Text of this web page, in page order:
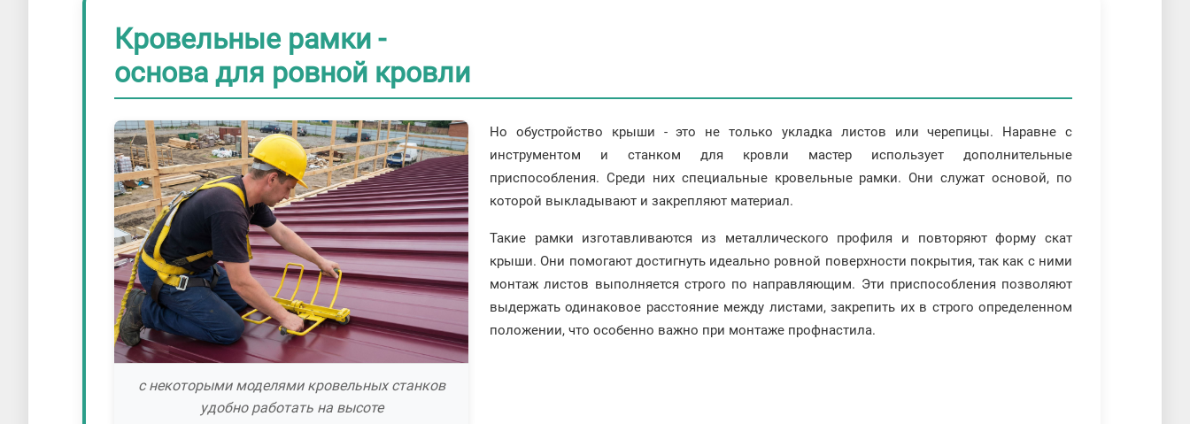
Кровельные рамки -
основа для ровной кровли
с некоторыми моделями кровельных станков
удобно работать на высоте
Но обустройство крыши - это не только укладка листов или черепицы. Наравне с
инструментом и станком для кровли мастер использует дополнительные
приспособления. Среди них специальные кровельные рамки. Они служат основой, по
которой выкладывают и закрепляют материал.
Такие рамки изготавливаются из металлического профиля и повторяют форму скат
крыши. Они помогают достигнуть идеально ровной поверхности покрытия, так как с ними
монтаж листов выполняется строго по направляющим. Эти приспособления позволяют
выдержать одинаковое расстояние между листами, закрепить их в строго определенном
положении, что особенно важно при монтаже профнастила.